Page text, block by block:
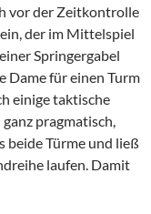
vor der Zeitkontrolle
der im Mittelspiel
Springergabel
Dame für einen Turm
einige taktische
pragmatisch,
beide Türme und ließ
laufen. Damit